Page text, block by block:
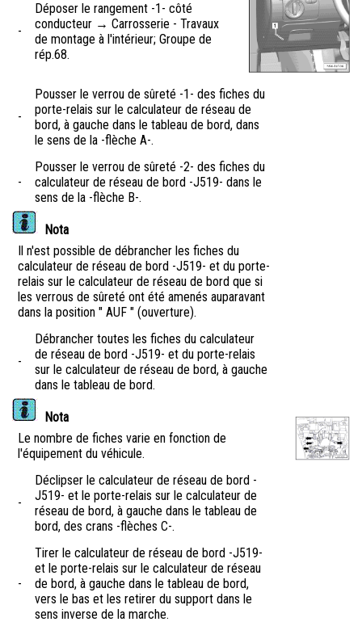
-
Déposer le rangement -1- côté
conducteur → Carrosserie - Travaux
de montage à l'intérieur; Groupe de
rép.68.
-
Pousser le verrou de sûreté -1- des fiches du
porte-relais sur le calculateur de réseau de
bord, à gauche dans le tableau de bord, dans
le sens de la -flèche A-.
-
Pousser le verrou de sûreté -2- des fiches du
calculateur de réseau de bord -J519- dans le
sens de la -flèche B-.
Nota
Il n'est possible de débrancher les fiches du
calculateur de réseau de bord -J519- et du porte-
relais sur le calculateur de réseau de bord que si
les verrous de sûreté ont été amenés auparavant
dans la position " AUF " (ouverture).
-
Débrancher toutes les fiches du calculateur
de réseau de bord -J519- et du porte-relais
sur le calculateur de réseau de bord, à gauche
dans le tableau de bord.
Nota
Le nombre de fiches varie en fonction de
l'équipement du véhicule.
-
Déclipser le calculateur de réseau de bord -
J519- et le porte-relais sur le calculateur de
réseau de bord, à gauche dans le tableau de
bord, des crans -flèches C-.
-
Tirer le calculateur de réseau de bord -J519-
et le porte-relais sur le calculateur de réseau
de bord, à gauche dans le tableau de bord,
vers le bas et les retirer du support dans le
sens inverse de la marche.